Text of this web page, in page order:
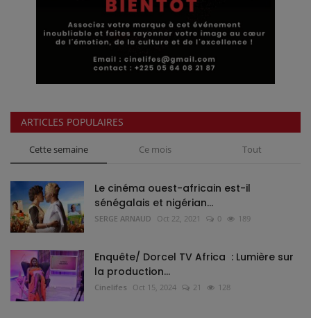
ARTICLES POPULAIRES
Cette semaine Ce mois Tout
Le cinéma ouest-africain est-il
sénégalais et nigérian...
SERGE ARNAUD Oct 22, 2021 0 189
Enquête/ Dorcel TV Africa : Lumière sur
la production...
Cinelifes Oct 15, 2024 21 128